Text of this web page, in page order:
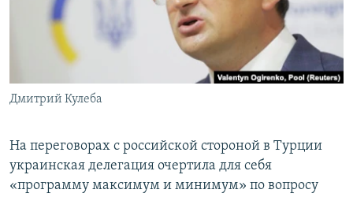
КРЫМ.НЕПОКОРЕННЫЙ
ELIFBE
Все сайты RFE/RL
Дмитрий Кулеба
На переговорах с российской стороной в Турции
украинская делегация очертила для себя
«программу максимум и минимум» по вопросу